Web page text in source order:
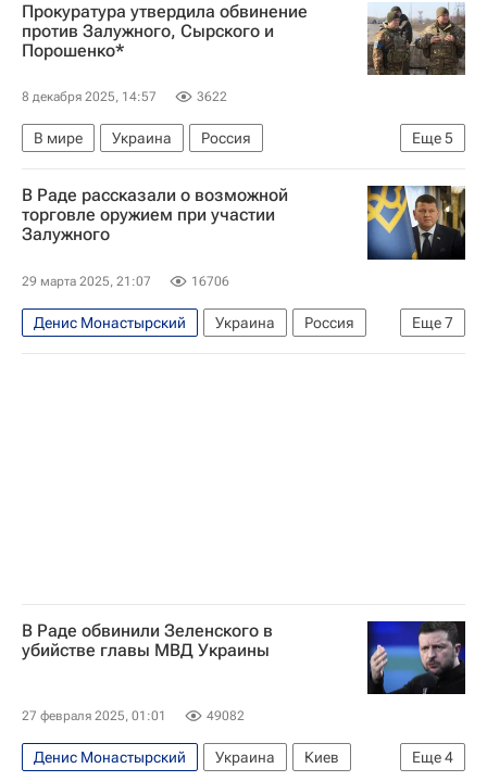
Прокуратура утвердила обвинение
против Залужного, Сырского и
Порошенко*
8 декабря 2025, 14:57 3622
Еще5
В мире Украина
Россия
Валерий Залужный
Петр Порошенко
Александр Сырский
Вооруженные силы Украины
Генеральная прокуратура РФ
В Раде рассказали о возможной
торговле оружием при участии
Залужного
29 марта 2025, 21:07 16706
Еще7
Денис Монастырский Украина
Россия
США
Александр Дубинский
В Раде обвинили Зеленского в
убийстве главы МВД Украины
27 февраля 2025, 01:01 49082
Еще4
Денис Монастырский Украина
Киев